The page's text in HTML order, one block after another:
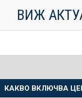
ВИЖ
КАКВО ВКЛЮЧВА